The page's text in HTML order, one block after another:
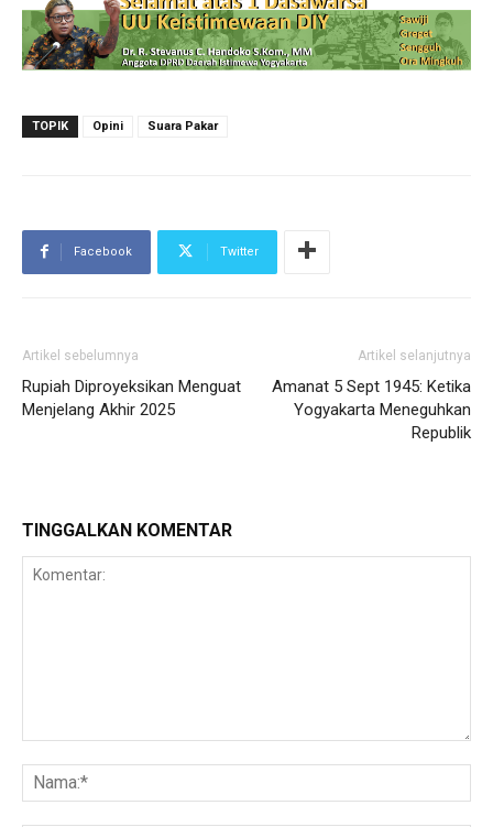
TOPIK Opini Suara Pakar
Facebook Twitter
Artikel sebelumnya
Rupiah Diproyeksikan Menguat
Menjelang Akhir 2025
Artikel selanjutnya
Amanat 5 Sept 1945: Ketika
Yogyakarta Meneguhkan
Republik
TINGGALKAN KOMENTAR